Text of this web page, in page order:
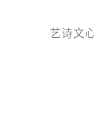
艺诗文